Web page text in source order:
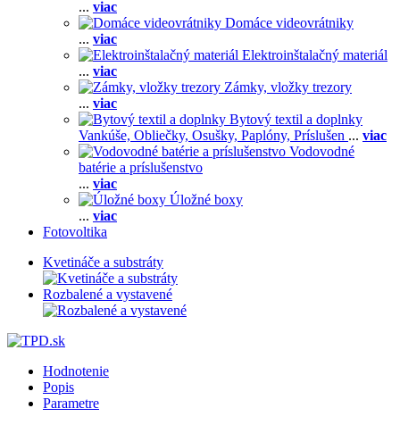
... viac
Domáce videovrátniky
... viac
Elektroinštalačný materiál
... viac
Zámky, vložky trezory
... viac
Bytový textil a doplnky
Vankúše, Obliečky, Osušky, Paplóny, Príslušen ... viac
Vodovodné
batérie a príslušenstvo
... viac
Úložné boxy
... viac
Fotovoltika
Kvetináče a substráty
Rozbalené a vystavené
Hodnotenie
Popis
Parametre